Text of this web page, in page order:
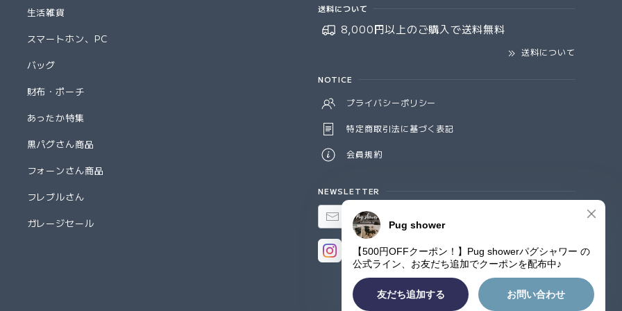
生活雑貨
スマートホン、PC
バッグ
財布・ポーチ
あったか特集
黒パグさん商品
フォーンさん商品
フレブルさん
ガレージセール
送料について
8,000円以上のご購入で送料無料
送料について
NOTICE
プライバシーポリシー
特定商取引法に基づく表記
会員規約
NEWSLETTER